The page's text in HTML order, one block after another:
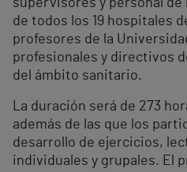
supervisores y personal
de todos los 19 hospitales
profesores de la
profesionales y directivos
del ámbito sanitario.
La duración será de 273
además de las que los
desarrollo de ejercicios,
individuales y grupales. El